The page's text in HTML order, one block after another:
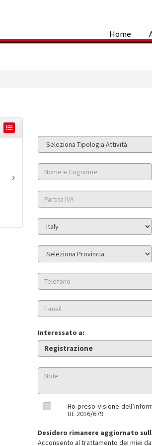
Home
Interessato a:
Ho preso visione
UE 2016/679
Desidero rimanere aggiornato
Acconsento al trattamento dei miei